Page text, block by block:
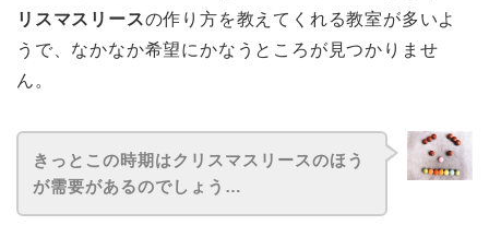
リスマスリースの作り方を教えてくれる教室が多いよ
うで、なかなか希望にかなうところが見つかりませ
ん。
きっと この時期はクリスマスリースのほう
が需要があるのでしょう…